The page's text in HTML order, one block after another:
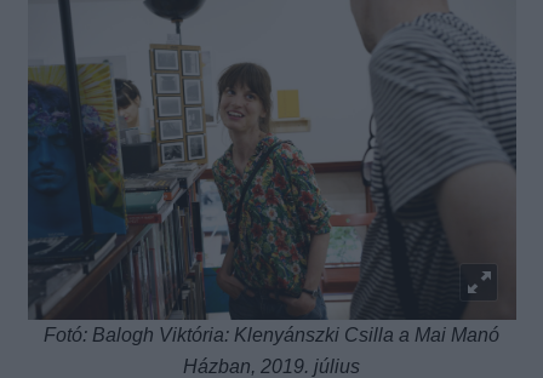
Fotó: Balogh Viktória: Klenyánszki Csilla a Mai Manó
Házban, 2019. július